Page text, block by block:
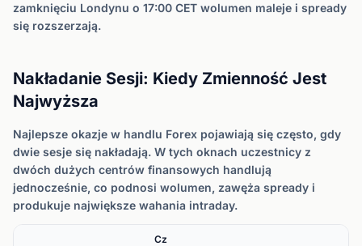
zamknięciu Londynu o 17:00 CET wolumen maleje i spready
się rozszerzają.
Nakładanie Sesji: Kiedy Zmienność Jest
Najwyższa
Najlepsze okazje w handlu Forex pojawiają się często, gdy
dwie sesje się nakładają. W tych oknach uczestnicy z
dwóch dużych centrów finansowych handlują
jednocześnie, co podnosi wolumen, zawęża spready i
produkuje największe wahania intraday.
Cz